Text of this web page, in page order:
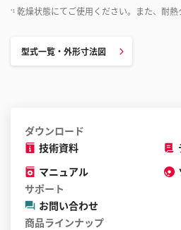
*1 乾燥状態にてご使用ください。また、耐
型式一覧・外形寸法図
ダウンロード
技術資料
マニュアル
サポート
お問い合わせ
商品ラインナップ